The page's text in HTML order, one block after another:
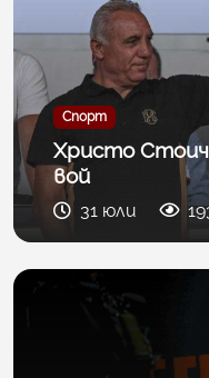
Спорт
Христо
вой
31 юли